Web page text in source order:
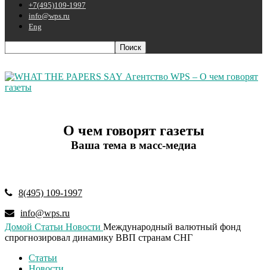
+7(495)109-1997
info@wps.ru
Eng
Агентство WPS – О чем говорят
газеты
О чем говорят газеты
Ваша тема в масс-медиа
8(495) 109-1997
info@wps.ru
Домой Статьи Новости Международный валютный фонд
спрогнозировал динамику ВВП странам СНГ
Статьи